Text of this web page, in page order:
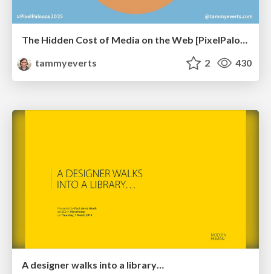
The Hidden Cost of Media on the Web [PixelPalooza 2025]
tammyeverts
2 430
A designer walks into a library…